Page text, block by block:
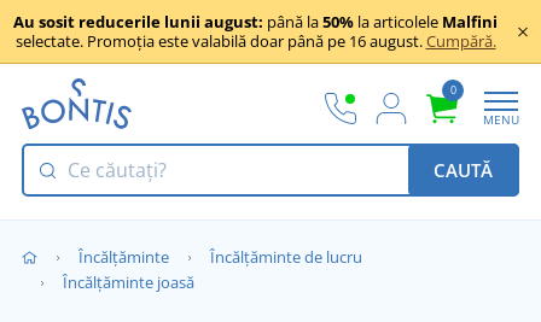
Au sosit reducerile lunii august: până la50% la articolele Malfini
selectate. Promoția este valabilă doar până pe 16 august.Cumpără.
0
MENU
CAUTĂ
Încălţăminte
Încălțăminte de lucru
Încălțăminte joasă